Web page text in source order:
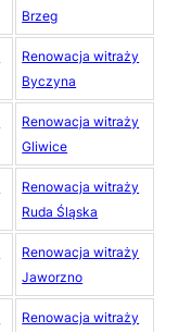
Brzeg
Renowacja witraży
Byczyna
Renowacja witraży
Gliwice
Renowacja witraży
Ruda Śląska
Renowacja witraży
Jaworzno
Renowacja witraży